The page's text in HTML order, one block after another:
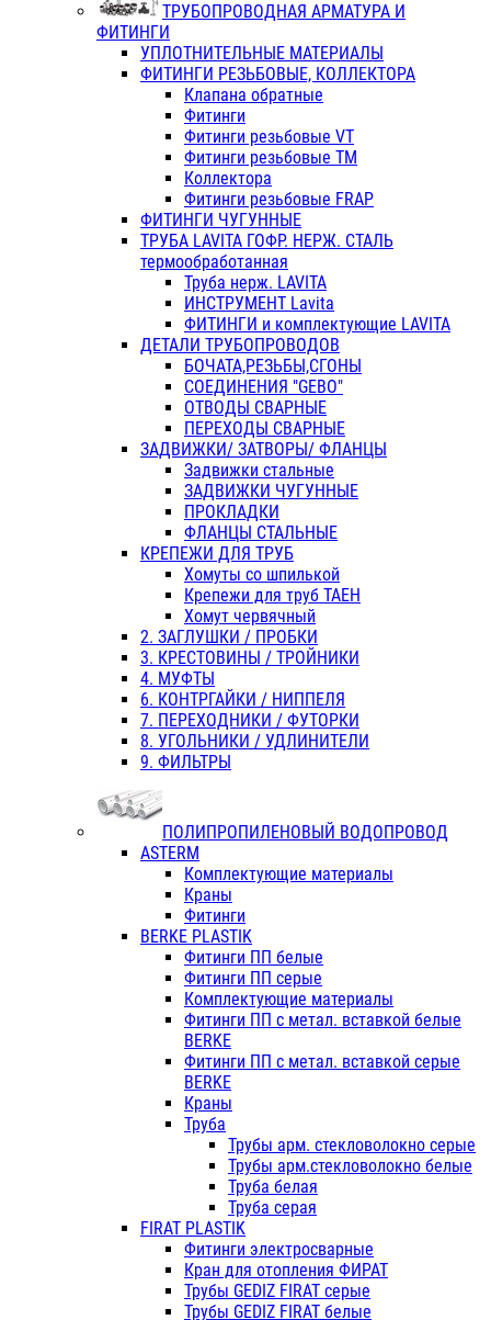
ТРУБОПРОВОДНАЯ АРМАТУРА И
ФИТИНГИ
УПЛОТНИТЕЛЬНЫЕ МАТЕРИАЛЫ
ФИТИНГИ РЕЗЬБОВЫЕ, КОЛЛЕКТОРА
Клапана обратные
Фитинги
Фитинги резьбовые VT
Фитинги резьбовые ТМ
Коллектора
Фитинги резьбовые FRAP
ФИТИНГИ ЧУГУННЫЕ
ТРУБА LAVITA ГОФР. НЕРЖ. СТАЛЬ
термообработанная
Труба нерж. LAVITA
ИНСТРУМЕНТ Lavita
ФИТИНГИ и комплектующие LAVITA
ДЕТАЛИ ТРУБОПРОВОДОВ
БОЧАТА,РЕЗЬБЫ,СГОНЫ
СОЕДИНЕНИЯ "GEBO"
ОТВОДЫ СВАРНЫЕ
ПЕРЕХОДЫ СВАРНЫЕ
ЗАДВИЖКИ/ ЗАТВОРЫ/ ФЛАНЦЫ
Задвижки стальные
ЗАДВИЖКИ ЧУГУННЫЕ
ПРОКЛАДКИ
ФЛАНЦЫ СТАЛЬНЫЕ
КРЕПЕЖИ ДЛЯ ТРУБ
Хомуты со шпилькой
Крепежи для труб ТАЕН
Хомут червячный
2. ЗАГЛУШКИ / ПРОБКИ
3. КРЕСТОВИНЫ / ТРОЙНИКИ
4. МУФТЫ
6. КОНТРГАЙКИ / НИППЕЛЯ
7. ПЕРЕХОДНИКИ / ФУТОРКИ
8. УГОЛЬНИКИ / УДЛИНИТЕЛИ
9. ФИЛЬТРЫ
ПОЛИПРОПИЛЕНОВЫЙ ВОДОПРОВОД
ASTERM
Комплектующие материалы
Краны
Фитинги
BERKE PLASTIK
Фитинги ПП белые
Фитинги ПП серые
Комплектующие материалы
Фитинги ПП с метал. вставкой белые
BERKE
Фитинги ПП с метал. вставкой серые
BERKE
Краны
Труба
Трубы арм. стекловолокно серые
Трубы арм.стекловолокно белые
Труба белая
Труба серая
FIRAT PLASTIK
Фитинги электросварные
Кран для отопления ФИРАТ
Трубы GEDIZ FIRAT серые
Трубы GEDIZ FIRAT белые